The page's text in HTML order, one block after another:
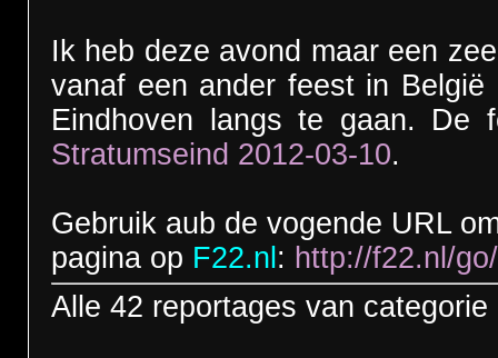
Ik heb deze avond maar een
vanaf een ander feest in
Eindhoven langs te gaan.
Stratumseind 2012-03-10.
Gebruik aub de vogende URL
pagina op F22.nl : http://f22.nl/
Alle 42 reportages van categorie